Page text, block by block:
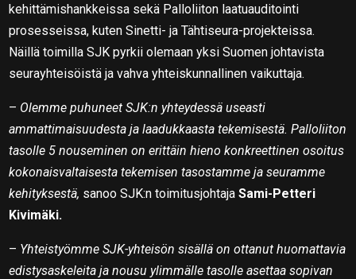
kehittämishankkeissa sekä Palloliiton laatuauditointi
prosesseissa, kuten Sinetti- ja Tähtiseura-projekteissa.
Näillä toimilla SJK pyrkii olemaan yksi Suomen johtavista
seurayhteisöistä ja vahva yhteiskunnallinen vaikuttaja.
– Olemme puhuneet SJK:n yhteydessä useasti
ammattimaisuudesta ja laadukkaasta tekemisestä. Palloliiton
tasolle 5 nouseminen on erittäin hieno konkreettinen osoitus
kokonaisvaltaisesta tekemisen tasostamme ja seuramme
kehityksestä, sanoo SJK:n toimitusjohtajaSami-Petteri
Kivimäki.
– Yhteistyömme SJK-yhteisön sisällä on ottanut huomattavia
edistysaskeleita ja nousu ylimmälle tasolle asettaa sopivan